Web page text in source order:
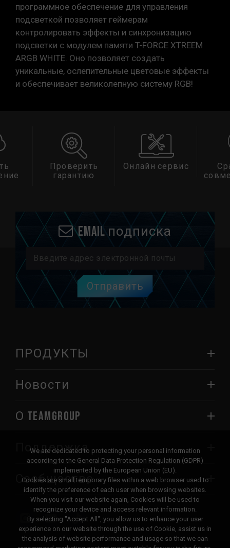
программное обеспечение для управления
подсветкой позволяет геймерам
контролировать эффекты и синхронизацию
подсветки с модулем памяти T-FORCE XTREEM
ARGB WHITE. Оно позволяет создать
уникальные, ослепительные цветовые эффекты
и обеспечивает великолепную систему RGB!
гарантию
Онлайн сервис
Сравнить
совместимость
Email подписка
Отправить
ПРОДУКТЫ
Новости
О TEAMGROUP
Поддержка
Сообщество
We are dedicated to protecting your personal information
according to the General Data Protection Regulation (GDPR)
implemented by the European Union (EU).
Cookies are small temporary files within a web browser used to
identify the preference of each user when browsing websites.
When you visit our website again, Cookies will be used to
recognize your device and access relevant information.
By selecting "Accept All", you allow us to enhance your user
experience on our website through the use of Cookie, assist us in
the analysis of website performance and usage so that we can